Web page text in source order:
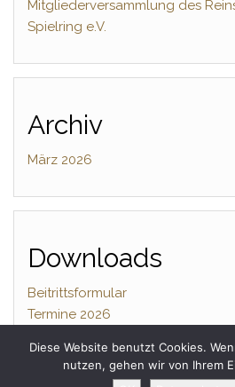
Mitgliederversammlung des
Spielring e.V.
Archiv
März 2026
Downloads
Beitrittsformular
Termine 2026
Stolz präsentiert vonWordPress
Diese Website benutzt Cookies.
nutzen, gehen wir von Ihrem